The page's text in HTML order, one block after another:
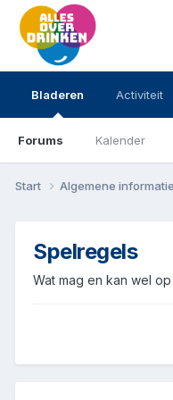
Bladeren
Forums Kalender
Activiteit
Start Algemene informatie
Spelregels
Wat mag en kan wel